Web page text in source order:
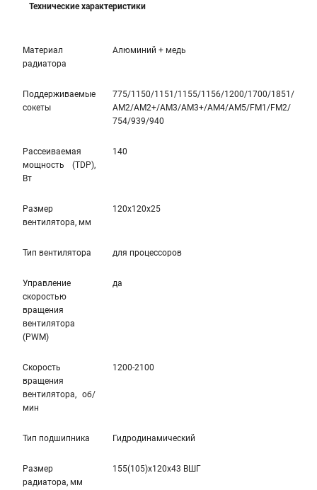
Технические характеристики
Материал
радиатора
Алюминий + медь
Поддерживаемые
сокеты
775/1150/1151/1155/1156/1200/1700/1851­/
AM2/AM2+/AM3/AM3+/AM4/AM5/FM1/FM2/
754/939/940
Рассеиваемая
мощность (TDP),
Вт
140
Размер
вентилятора, мм
120x120x25
Тип вентилятора для процессоров
Управление
скоростью
вращения
вентилятора
(PWM)
да
Скорость
вращения
вентилятора, об/
мин
1200-2100
Тип подшипника Гидродинамический
Размер
радиатора, мм
155(105)x120x43 ВШГ